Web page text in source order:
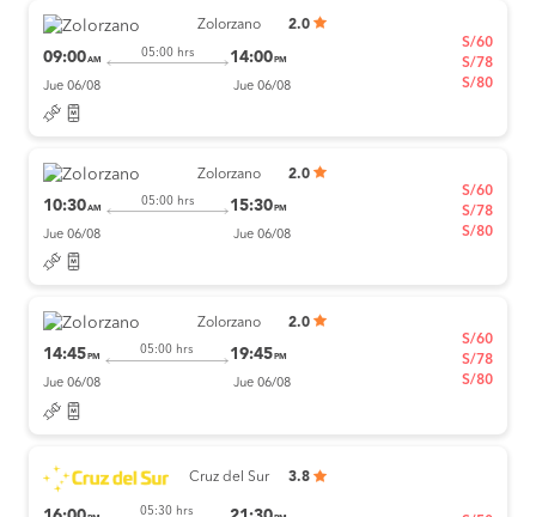
Zolorzano 2.0
09:00AM
05:00 hrs 14:00 PM
Jue 06/08 Jue 06/08
S/60
S/78
S/80
Zolorzano 2.0
10:30AM
05:00 hrs 15:30 PM
Jue 06/08 Jue 06/08
S/60
S/78
S/80
Zolorzano 2.0
14:45 PM
05:00 hrs 19:45 PM
Jue 06/08 Jue 06/08
S/60
S/78
S/80
Cruz del Sur 3.8
05:30 hrs